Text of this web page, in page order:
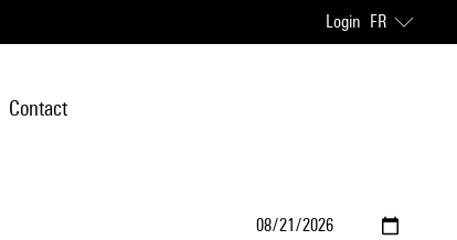
Login FR
Contact